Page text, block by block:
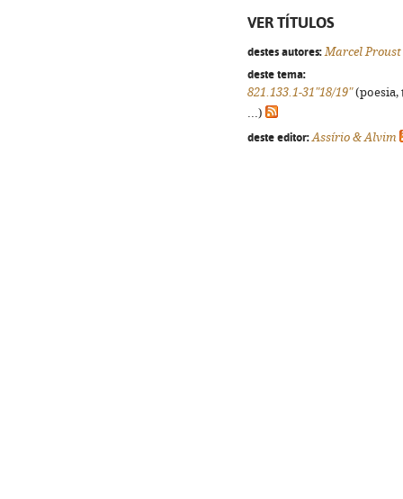
VER TÍTULOS
destes autores: Marcel Proust
deste tema:
821.133.1-31"18/19"(poesia,
...)
deste editor: Assírio & Alvim